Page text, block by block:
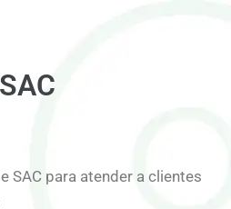
SAC
SAC para atender a clientes